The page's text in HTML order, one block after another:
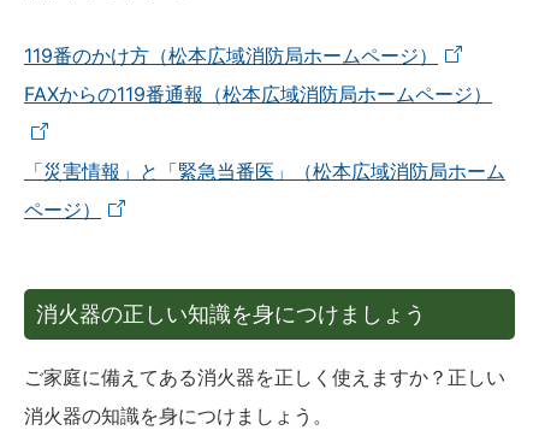
119番のかけ方（松本広域消防局ホームページ）
FAXからの119番通報（松本広域消防局ホームページ）
「災害情報」と「緊急当番医」（松本広域消防局ホーム
ページ）
消火器の正しい知識を身につけましょう
ご家庭に備えてある消火器を正しく使えますか？正しい
消火器の知識を身につけましょう。